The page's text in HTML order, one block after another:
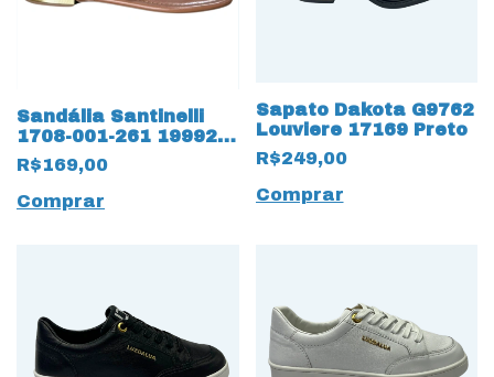
Sandália Santinelli
1708-001-261 19992
Rasteirinha com Nó
R$169,00
Comprar
Sapato Dakota G9762
Louviere 17169 Preto
R$249,00
Comprar